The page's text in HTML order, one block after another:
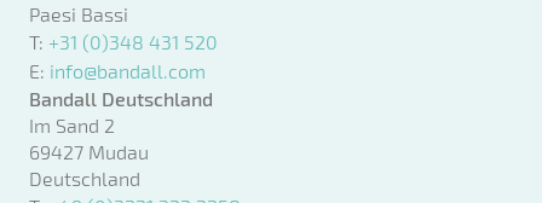
Paesi Bassi
T: +31 (0)348 431 520
E: info@bandall.com
Bandall Deutschland
Im Sand 2
69427 Mudau
Deutschland